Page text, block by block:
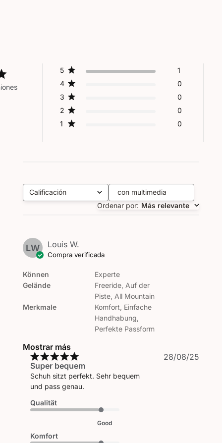
5
1
4
0
3
0
2
0
1
0
Calificación
Todas las clasificaciones
con multimedia
Ordenar por: Más relevante
LW Louis W.
Compra verificada
Können
Gelände
Merkmale
Experte
Freeride, Auf der
Piste, All Mountain
Komfort, Einfache
Handhabung,
Perfekte Passform
Mostrar más
Super bequem
Schuh sitzt perfekt. Sehr bequem
und pass genau.
Qualität
Good
Komfort
Fecha
28/08/25